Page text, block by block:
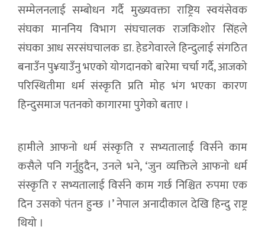
सम्मेलनलाई सम्बोधन गर्दै मुख्यवक्ता राष्ट्रिय स्वयंसेवक
संंघका माननिय विभाग संघचालक राजकिशोर सिंहले
संघका आध सरसंघचालक डा. हेडगेवारले हिन्दुलाई संगठित
बनाउँन पु¥याउँनु भएको योगदानको बारेमा चर्चा गर्दै, आजको
परिस्थितीमा धर्म संस्कृति प्रति मोह भंग भएका कारण
हिन्दुसमाज पतनको कागारमा पुगेको बताए ।
हामीले आफनो धर्म संस्कृति र सभ्यतालाई विर्सने काम
कसैले पनि गर्नुहुदैन, उनले भने, ‘जुन व्यक्तिले आफनो धर्म
संस्कृति र सभ्यतालाई विर्सने काम गर्छ निश्चित रुपमा एक
दिन उसको पंतन हुन्छ ।’ नेपाल अनादीकाल देखि हिन्दु राष्ट्र
थियो ।